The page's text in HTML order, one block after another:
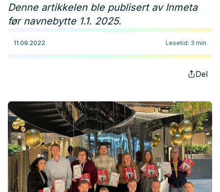
Denne artikkelen ble publisert av Inmeta
før navnebytte 1.1. 2025.
11.09.2022 Lesetid: 3 min
Del